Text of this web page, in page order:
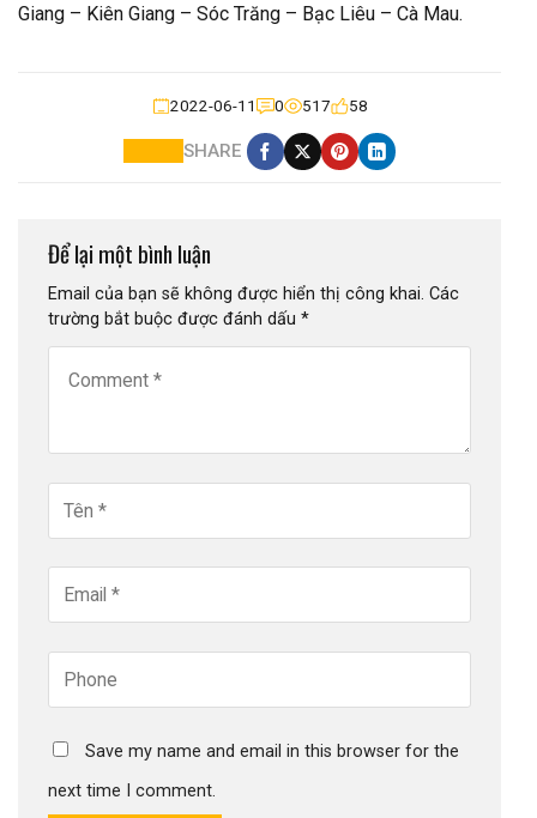
Giang – Kiên Giang – Sóc Trăng – Bạc Liêu – Cà Mau.
2022-06-11 0 517 58
SHARE
Để lại một bình luận
Email của bạn sẽ không được hiển thị công khai. Các
trường bắt buộc được đánh dấu *
Save my name and email in this browser for the
next time I comment.